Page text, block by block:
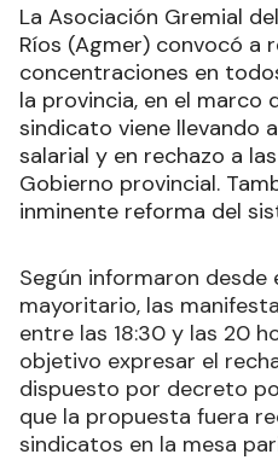
La Asociación Gremial
Ríos (Agmer) convocó a
concentraciones en
la provincia, en el marco
sindicato viene llevando
salarial y en rechazo a
Gobierno provincial.
inminente reforma del
Según informaron
mayoritario, las
entre las 18:30 y las 20
objetivo expresar el
dispuesto por decreto
que la propuesta fuera
sindicatos en la mesa